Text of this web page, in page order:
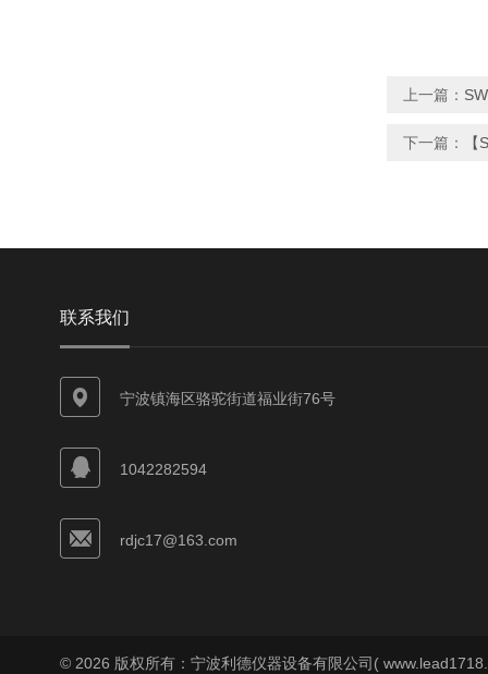
上一篇：
下一篇：
联系我们
宁波镇海区骆驼街道福业街76号
1042282594
rdjc17@163.com
© 2026 版权所有：宁波利德仪器设备有限公司(